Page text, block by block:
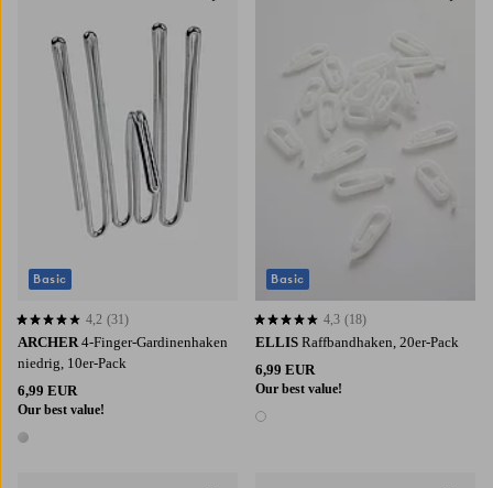
ARCHER 4-Finger-Gardinenhaken
niedrig, 10er-Pack
6,99 EUR
Our best value!
1 Farbe
4,2 basierend auf 31 Bewertungen
4,2 (31)
Basic
ELLIS Raffbandhaken, 20er-Pack
6,99 EUR
Our best value!
1 Farbe
4,3 basierend auf 18 Bewertungen
4,3 (18)
Basic